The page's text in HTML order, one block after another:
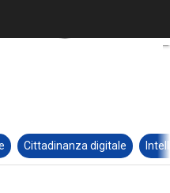
Cittadinanza digitale